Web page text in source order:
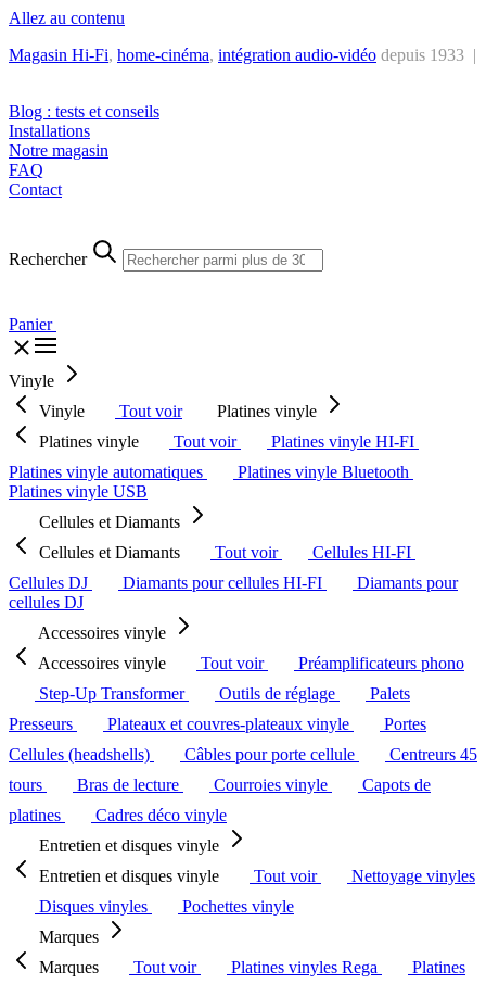
Allez au contenu
Magasin Hi-Fi, home-cinéma, intégration audio-vidéo depuis 1933 |
Blog : tests et conseils
Installations
Notre magasin
FAQ
Contact
Rechercher
Panier
Vinyle
Vinyle
Tout voir
Platines vinyle
Platines vinyle
Tout voir
Platines vinyle HI-FI
Platines vinyle automatiques
Platines vinyle Bluetooth
Platines vinyle USB
Cellules et Diamants
Cellules et Diamants
Tout voir
Cellules HI-FI
Cellules DJ
Diamants pour cellules HI-FI
Diamants pour
cellules DJ
Accessoires vinyle
Accessoires vinyle
Tout voir
Préamplificateurs phono
Step-Up Transformer
Outils de réglage
Palets
Presseurs
Plateaux et couvres-plateaux vinyle
Portes
Cellules (headshells)
Câbles pour porte cellule
Centreurs 45
tours
Bras de lecture Courroies vinyle
Capots de
platines
Cadres déco vinyle
Entretien et disques vinyle
Entretien et disques vinyle
Tout voir
Nettoyage vinyles
Disques vinyles
Pochettes vinyle
Marques
Marques
Tout voir Platines vinyles Rega
Platines